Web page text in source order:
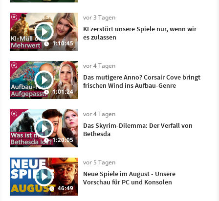
1:10:45
vor 3 Tagen
KI zerstört unsere Spiele nur, wenn wir
es zulassen
1:01:24
vor 4 Tagen
Das mutigere Anno? Corsair Cove bringt
frischen Wind ins Aufbau-Genre
1:20:05
vor 4 Tagen
Das Skyrim-Dilemma: Der Verfall von
Bethesda
46:49
vor 5 Tagen
Neue Spiele im August - Unsere
Vorschau für PC und Konsolen